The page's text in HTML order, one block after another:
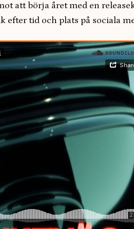
att börja året med en
efter tid och plats på sociala